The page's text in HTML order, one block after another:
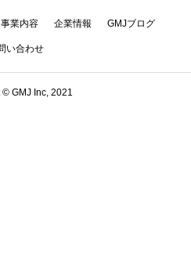
事業内容 企業情報 GMJブログ
い合わせ
GMJ Inc, 2021